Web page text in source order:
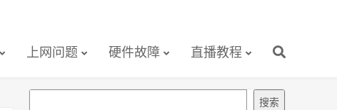
上网问题 硬件故障 直播教程
搜索